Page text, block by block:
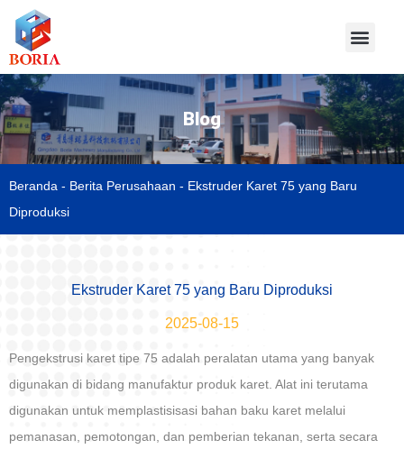
Blog
Beranda - Berita Perusahaan - Ekstruder Karet 75 yang Baru
Diproduksi
Ekstruder Karet 75 yang Baru Diproduksi
2025-08-15
Pengekstrusi karet tipe 75 adalah peralatan utama yang banyak
digunakan di bidang manufaktur produk karet. Alat ini terutama
digunakan untuk memplastisisasi bahan baku karet melalui
pemanasan, pemotongan, dan pemberian tekanan, serta secara